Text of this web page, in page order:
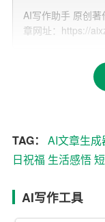
在这个数字化时
比千言万语更能
以是独自站在山
深深的情感与祝
能感受到那份跨越
短信的温度：简短
在快节奏的生活中
AI写作助手 原创
章网址：https://
TAG： AI文章生成
日祝福 生活感悟
AI写作工具